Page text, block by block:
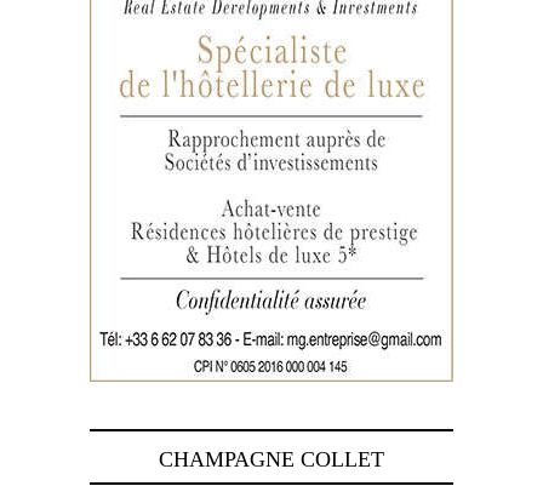
CHAMPAGNE COLLET